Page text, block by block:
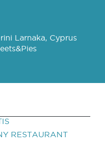
Larnaka, Cyprus
RESTAURANT